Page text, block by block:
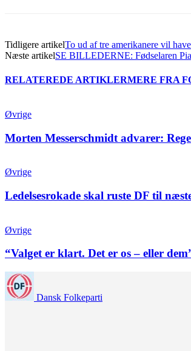
Tidligere artikelTo ud af tre amerikanere vil
Næste artikelSE BILLEDERNE: Fødselaren
RELATEREDE ARTIKLERMERE FRA
Øvrige
Morten Messerschmidt advarer:
Øvrige
Ledelsesrokade skal ruste DF til
Øvrige
“Valget er klart. Det er os – eller
Dansk Folkeparti